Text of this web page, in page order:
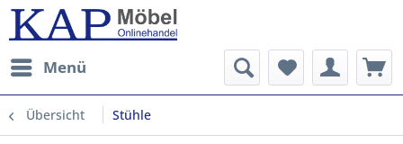
Menü
Übersicht Stühle